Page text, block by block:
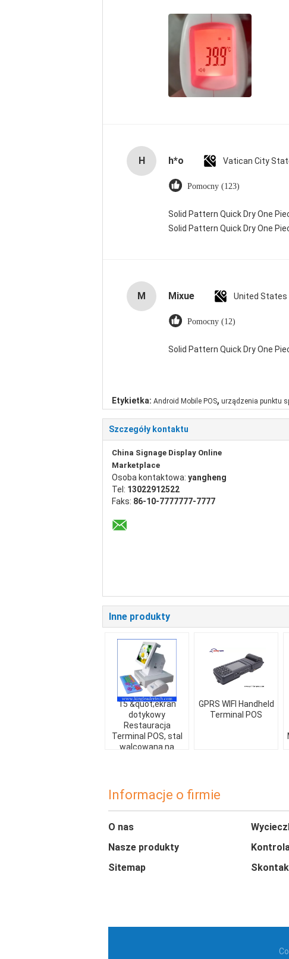
H h*o
Pomocny (123)
Solid Pattern Quick Dry One
Solid Pattern Quick Dry One
M Mixue United States
Pomocny (12)
Solid Pattern Quick Dry One
Etykietka: Android Mobile POS, urządzenia punktu
Szczegóły kontaktu
China Signage Display Online
Marketplace
Osoba kontaktowa: yangheng
Tel: 13022912522
Faks: 86-10-7777777-7777
Inne produkty
15 &quot;ekran
dotykowy
Restauracja
Terminal POS, stal
walcowana na
GPRS WIFI Handheld
Terminal POS
Informacje o firmie
O nas
Nasze produkty
Sitemap